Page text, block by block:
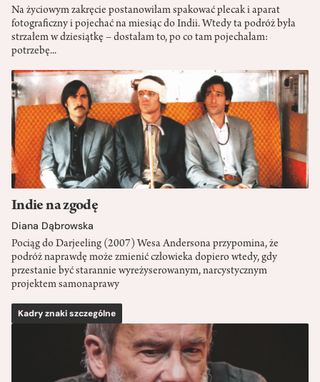
Na życiowym zakręcie postanowiłam spakować plecak i aparat
fotograficzny i pojechać na miesiąc do Indii. Wtedy ta podróż była
strzałem w dziesiątkę – dostałam to, po co tam pojechałam:
potrzebę...
Indie na zgodę
Diana Dąbrowska
Pociąg do Darjeeling (2007) Wesa Andersona przypomina, że
podróż naprawdę może zmienić człowieka dopiero wtedy, gdy
przestanie być starannie wyreżyserowanym, narcystycznym
projektem samonaprawy
Kadry znaki szczególne